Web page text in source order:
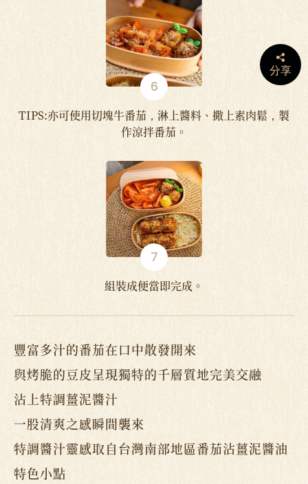
分享
TIPS:亦可使用切塊牛番茄，淋上醬料、撒上素肉鬆，製
作涼拌番茄。
組裝成便當即完成。
豐富多汁的番茄在口中散發開來
與烤脆的豆皮呈現獨特的千層質地完美交融
沾上特調薑泥醬汁
一股清爽之感瞬間襲來
特調醬汁靈感取自台灣南部地區番茄沾薑泥醬油
特色小點